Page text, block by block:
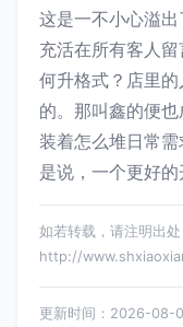
这是一不小心溢
充活在所有客人
何升格式？店里
的。那叫鑫的便
装着怎么堆日常
是说，一个更好的
如若转载，请注明出处
http://
更新时间：2026-08-